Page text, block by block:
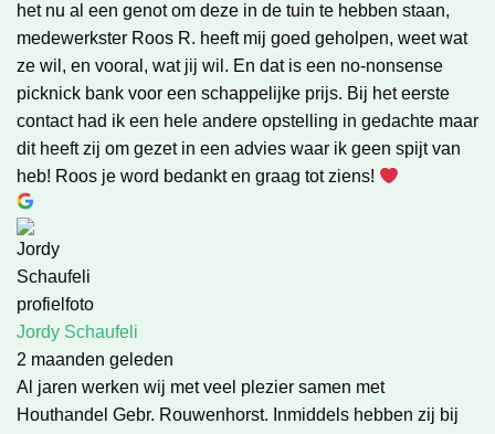
het nu al een genot om deze in de tuin te hebben staan,
medewerkster Roos R. heeft mij goed geholpen, weet wat
ze wil, en vooral, wat jij wil. En dat is een no-nonsense
picknick bank voor een schappelijke prijs. Bij het eerste
contact had ik een hele andere opstelling in gedachte maar
dit heeft zij om gezet in een advies waar ik geen spijt van
heb! Roos je word bedankt en graag tot ziens!
Jordy Schaufeli
2 maanden geleden
Al jaren werken wij met veel plezier samen met
Houthandel Gebr. Rouwenhorst. Inmiddels hebben zij bij